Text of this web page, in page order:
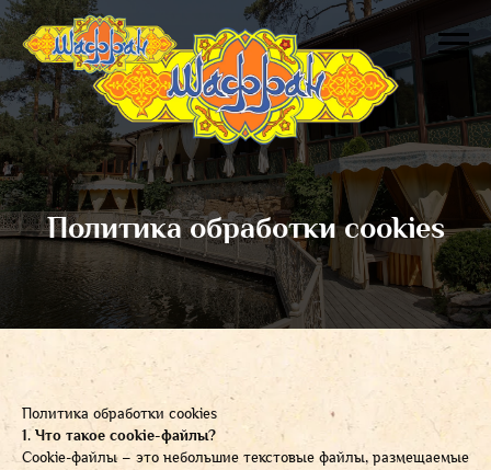
Политика обработки cookies
Политика обработки cookies
1. Что такое cookie-файлы?
Сookie-файлы – это небольшие текстовые файлы, размещаемые